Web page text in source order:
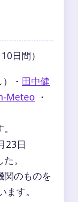
日間）
・ 田中健
Meteo ・
23日
。
関のものを
す。